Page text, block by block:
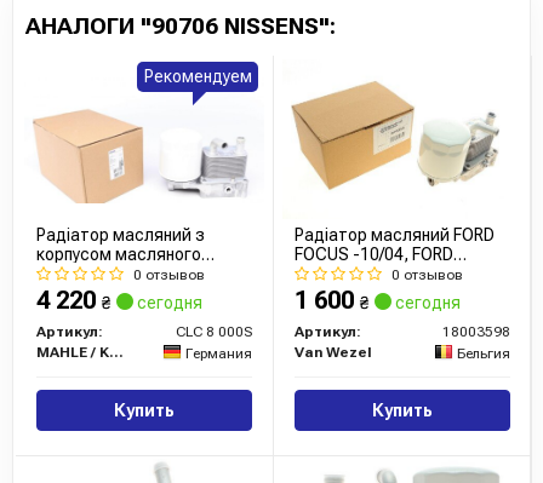
АНАЛОГИ "90706 NISSENS":
Радіатор масляний з
корпусом масляного
фільтра
0 отзывов
4 220 ₴ сегодня
Артикул:
CLC 8 000S
MAHLE / KNECHT
Германия
Купить
Рекомендуем
Радіатор масляний FORD
FOCUS -10/04, FORD
TRANSIT (вир-во Van
Wezel)
0 отзывов
1 600 ₴ сегодня
Артикул:
18003598
Van Wezel
Бельгия
Купить